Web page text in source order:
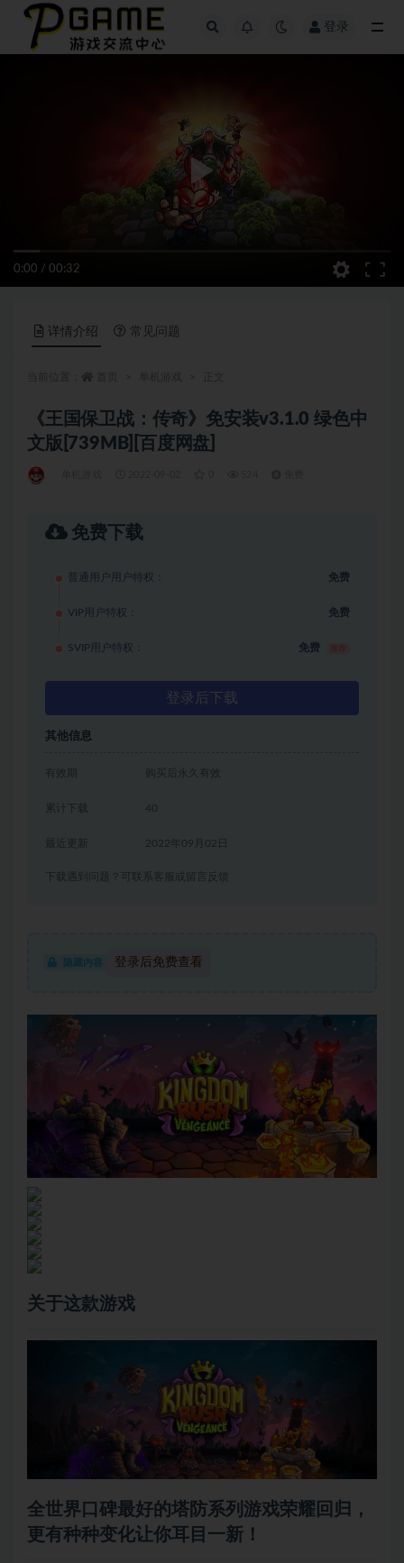
登录
0:00 / 00:32
详情介绍 常见问题
《王国保卫战：传奇》免安装v3.1.0 绿色中
文版[739MB][百度网盘]
免费下载
普通用户用户特权： 免费
VIP用户特权： 免费
SVIP用户特权： 免费
登录后下载
其他信息
有效期 购买后永久有效
累计下载 40
2022年09月02日
下载遇到问题？可联系客服或留言反馈
隐藏内容 登录后免费查看
关于这款游戏
全世界口碑最好的塔防系列游戏荣耀回归，
更有种种变化让你耳目一新！
全部